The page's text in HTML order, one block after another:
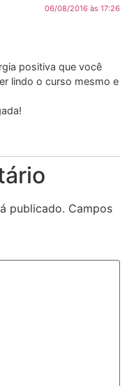
06/08/2016 às 17:26
positiva que você
lindo o curso mesmo e
publicado. Campos